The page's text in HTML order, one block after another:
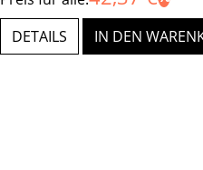
DETAILS IN DEN